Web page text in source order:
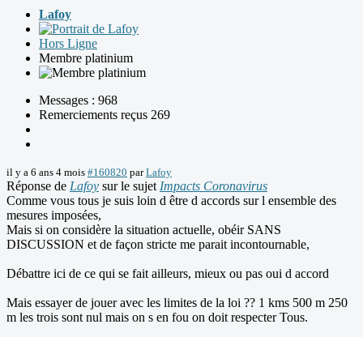
Lafoy
Hors Ligne
Membre platinium
Messages : 968
Remerciements reçus 269
il y a 6 ans 4 mois #160820 parLafoy
Réponse de Lafoy sur le sujet Impacts Coronavirus
Comme vous tous je suis loin d être d accords sur l ensemble des
mesures imposées,
Mais si on considère la situation actuelle, obéir SANS
DISCUSSION et de façon stricte me parait incontournable,
Débattre ici de ce qui se fait ailleurs, mieux ou pas oui d accord
Mais essayer de jouer avec les limites de la loi ?? 1 kms 500 m 250
m les trois sont nul mais on s en fou on doit respecter Tous.